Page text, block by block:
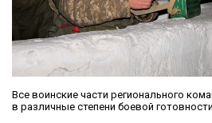
Все воинские части регионального
в различные степени боевой готовности.